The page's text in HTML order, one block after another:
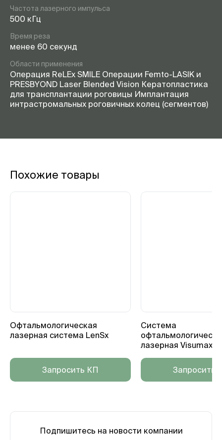
Частота лазерного импульса
500 кГц
Время реза
менее 60 секунд
Области применения
Операция ReLEx SMILE Операции Femto-LASIK и
PRESBYOND Laser Blended Vision Кератопластика
для трансплантации роговицы Имплантация
интрастромальных роговичных колец (сегментов)
Похожие товары
Офтальмологическая
лазерная cиcтема LenSx
Запросить КП
Система
лазерная Visumax
Запросить
Подпишитесь на новости компании